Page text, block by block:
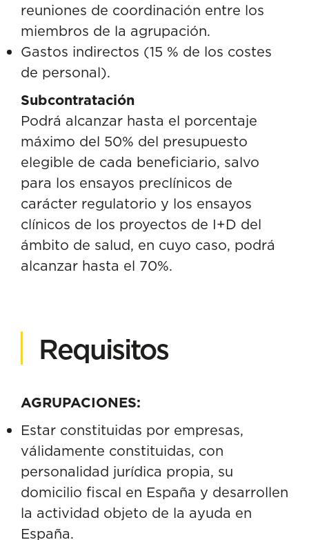
reuniones de coordinación entre los
miembros de la agrupación.
Gastos indirectos (15 % de los costes
de personal).
Subcontratación
Podrá alcanzar hasta el porcentaje
máximo del 50% del presupuesto
elegible de cada beneficiario, salvo
para los ensayos preclínicos de
carácter regulatorio y los ensayos
clínicos de los proyectos de I+D del
ámbito de salud, en cuyo caso, podrá
alcanzar hasta el 70%.
Requisitos
AGRUPACIONES:
Estar constituidas por empresas,
válidamente constituidas, con
personalidad jurídica propia, su
domicilio fiscal en España y desarrollen
la actividad objeto de la ayuda en
España.